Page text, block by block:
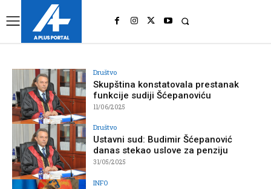
Društvo
Skupština konstatovala prestanak
funkcije sudiji Šćepanoviću
11/06/2025
Društvo
Ustavni sud: Budimir Šćepanović
danas stekao uslove za penziju
31/05/2025
INFO